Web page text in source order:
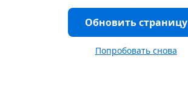
Обновить страницу
Попробовать снова